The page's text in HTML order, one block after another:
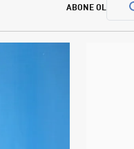
ABONE OL